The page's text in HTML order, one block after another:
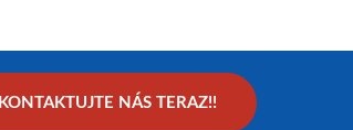
KONTAKTUJTE NÁS TERAZ!!